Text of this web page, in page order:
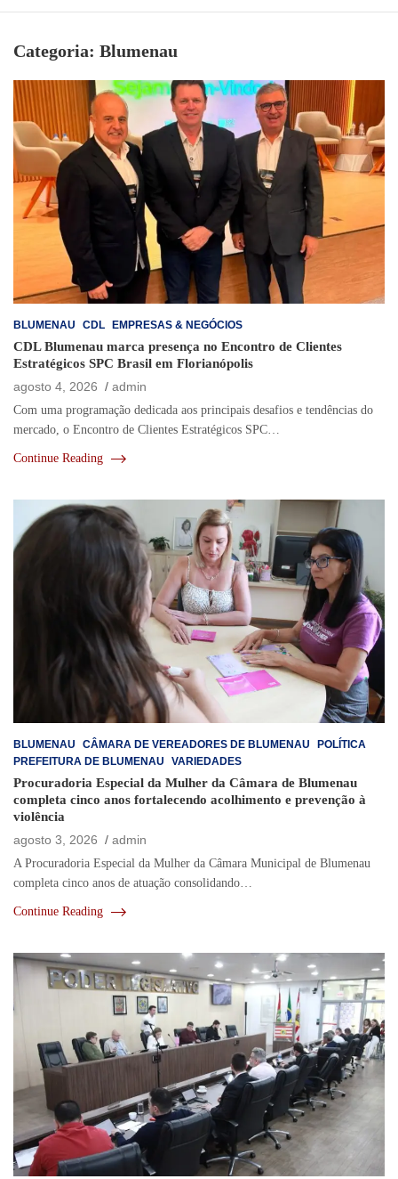
Categoria: Blumenau
BLUMENAU CDL EMPRESAS & NEGÓCIOS
CDL Blumenau marca presença no Encontro de Clientes
Estratégicos SPC Brasil em Florianópolis
agosto 4, 2026
admin
Com uma programação dedicada aos principais desafios e tendências do
mercado, o Encontro de Clientes Estratégicos SPC…
Continue Reading
BLUMENAU CÂMARA DE VEREADORES DE BLUMENAU
POLÍTICA
PREFEITURA DE BLUMENAU
VARIEDADES
Procuradoria Especial da Mulher da Câmara de Blumenau
completa cinco anos fortalecendo acolhimento e prevenção à
violência
agosto 3, 2026
admin
A Procuradoria Especial da Mulher da Câmara Municipal de Blumenau
completa cinco anos de atuação consolidando…
Continue Reading